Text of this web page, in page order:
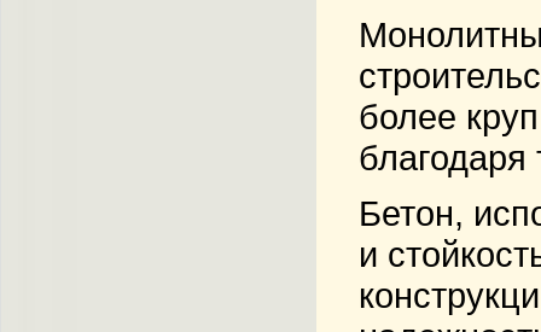
более
Бетон,
и